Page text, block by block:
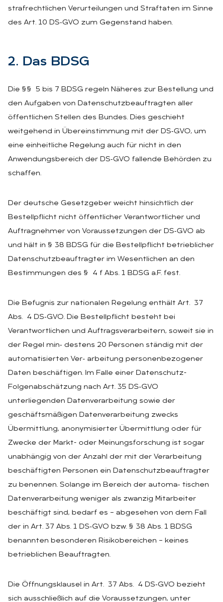
strafrechtlichen Verurteilungen und Straftaten im Sinne
des Art. 10 DS‑GVO zum Gegenstand haben.
2. Das BDSG
Die §§ 5 bis 7 BDSG regeln Näheres zur Bestellung und
den Aufgaben von Datenschutzbeauftragten aller
öffentlichen Stellen des Bundes. Dies geschieht
weitgehend in Übereinstimmung mit der DS‑GVO, um
eine einheitliche Regelung auch für nicht in den
Anwendungsbereich der DS‑GVO fallende Behörden zu
schaffen.
Der deutsche Gesetzgeber weicht hinsichtlich der
Bestellpflicht nicht öffentlicher Verantwortlicher und
Auftragnehmer von Voraussetzungen der DS‑GVO ab
und hält in § 38 BDSG für die Bestellpflicht betrieblicher
Datenschutzbeauftragter im Wesentlichen an den
Bestimmungen des § 4 f Abs. 1 BDSG a.F. fest.
Die Befugnis zur nationalen Regelung enthält Art. 37
Abs. 4 DS‑GVO. Die Bestellpflicht besteht bei
Verantwortlichen und Auftragsverarbeitern, soweit sie in
der Regel min‑ destens 20 Personen ständig mit der
automatisierten Ver‑ arbeitung personenbezogener
Daten beschäftigen. Im Falle einer Datenschutz-
Folgenabschätzung nach Art. 35 DS‑GVO
unterliegenden Datenverarbeitung sowie der
geschäftsmäßigen Datenverarbeitung zwecks
Übermittlung, anonymisierter Übermittlung oder für
Zwecke der Markt- oder Meinungsforschung ist sogar
unabhängig von der Anzahl der mit der Verarbeitung
beschäftigten Personen ein Datenschutzbeauftragter
zu benennen. Solange im Bereich der automa‑ tischen
Datenverarbeitung weniger als zwanzig Mitarbeiter
beschäftigt sind, bedarf es – abgesehen von dem Fall
der in Art. 37 Abs. 1 DS‑GVO bzw. § 38 Abs. 1 BDSG
benannten besonderen Risikobereichen – keines
betrieblichen Beauftragten.
Die Öffnungsklausel in Art. 37 Abs. 4 DS‑GVO bezieht
sich ausschließlich auf die Voraussetzungen, unter